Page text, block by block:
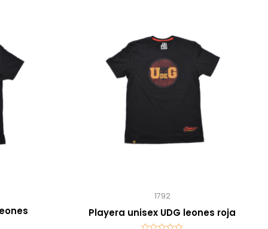
1792
Playera unisex UDG leones roja